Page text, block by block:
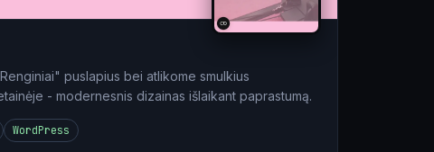
puslapius bei atlikome smulkius
- modernesnis dizainas išlaikant paprastumą.
WordPress